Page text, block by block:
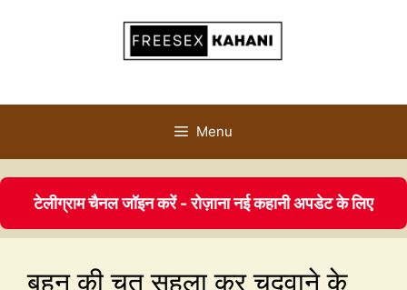
Menu
टेलीग्राम चैनल जॉइन करें - रोज़ाना नई कहानी अपडेट के लिए
बहन की चूत सहला कर चुदवाने के